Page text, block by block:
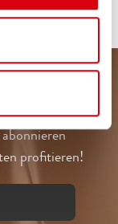
profitieren!